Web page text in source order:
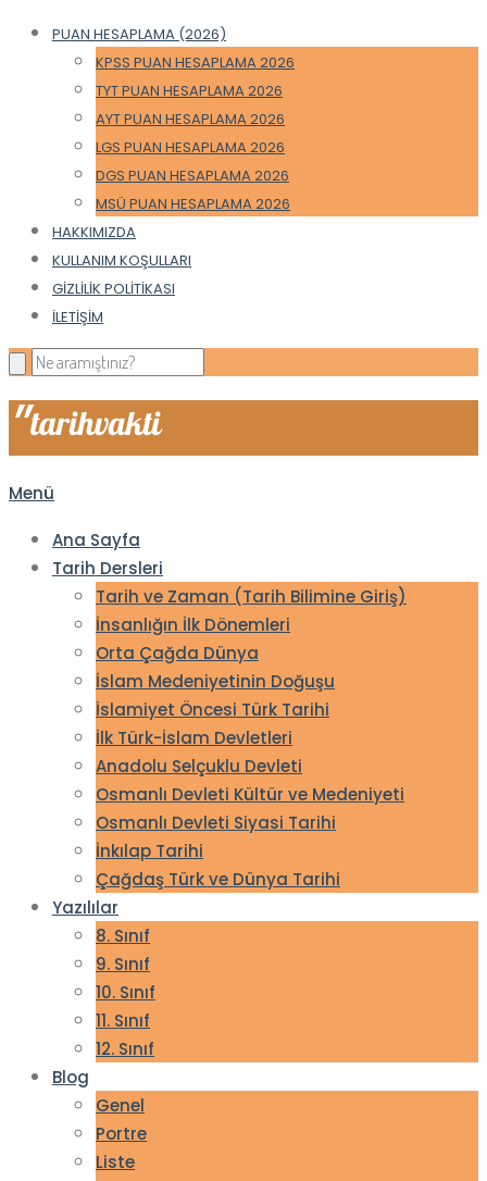
PUAN HESAPLAMA (2026)
KPSS PUAN HESAPLAMA 2026
TYT PUAN HESAPLAMA 2026
AYT PUAN HESAPLAMA 2026
LGS PUAN HESAPLAMA 2026
DGS PUAN HESAPLAMA 2026
MSÜ PUAN HESAPLAMA 2026
HAKKIMIZDA
KULLANIM KOŞULLARI
GIZLILIK POLITIKASI
İLETIŞIM
Menü
Ana Sayfa
Tarih Dersleri
Tarih ve Zaman (Tarih Bilimine Giriş)
İnsanlığın İlk Dönemleri
Orta Çağda Dünya
İslam Medeniyetinin Doğuşu
İslamiyet Öncesi Türk Tarihi
İlk Türk-İslam Devletleri
Anadolu Selçuklu Devleti
Osmanlı Devleti Kültür ve Medeniyeti
Osmanlı Devleti Siyasi Tarihi
İnkılap Tarihi
Çağdaş Türk ve Dünya Tarihi
Yazılılar
8. Sınıf
9. Sınıf
10. Sınıf
11. Sınıf
12. Sınıf
Blog
Genel
Portre
Liste